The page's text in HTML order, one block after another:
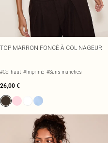
TOP MARRON FONCÉ À COL NAGEUR
#Col haut #Imprimé #Sans manches
26,00 €